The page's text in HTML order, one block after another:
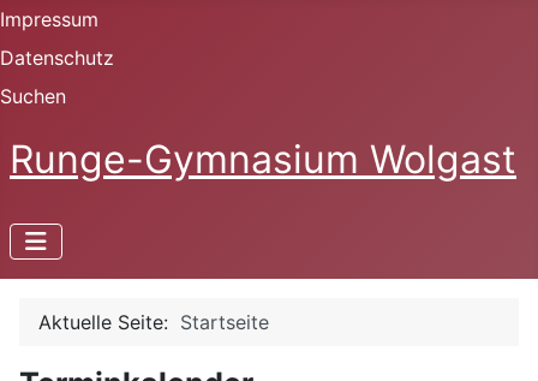
Impressum
Datenschutz
Suchen
Runge-Gymnasium Wolgast
Aktuelle Seite: Startseite